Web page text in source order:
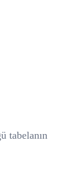
tabelanın